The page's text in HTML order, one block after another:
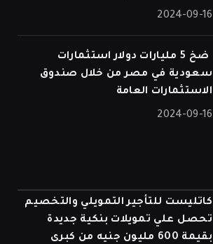
2024-09-16
⁠ ضخ 5 مليارات دولار استثمارات
سعودية في مصر من خلال صندوق
الاستثمارات العامة
2024-09-16
كاتليست للتأجير التمويلي والتخصيم
تحصل علي تمويلات بنكية جديدة
بقيمة 600 مليون جنيه من كبرى